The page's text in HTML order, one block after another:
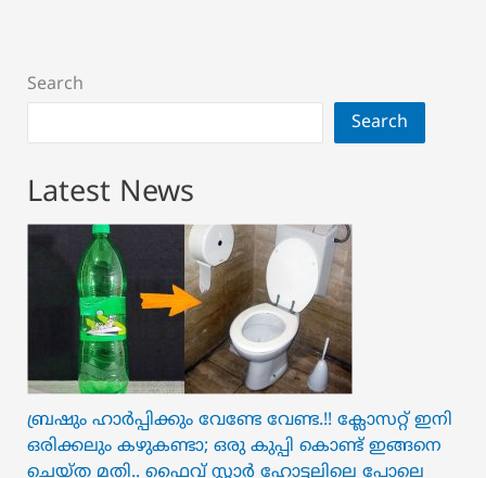
Search
Search
Latest News
ബ്രഷും ഹാർപ്പിക്കും വേണ്ടേ വേണ്ട.!! ക്ലോസറ്റ് ഇനി
ഒരിക്കലും കഴുകണ്ടാ; ഒരു കുപ്പി കൊണ്ട് ഇങ്ങനെ
ചെയ്ത മതി.. ഫൈവ് സ്റ്റാർ ഹോട്ടലിലെ പോലെ